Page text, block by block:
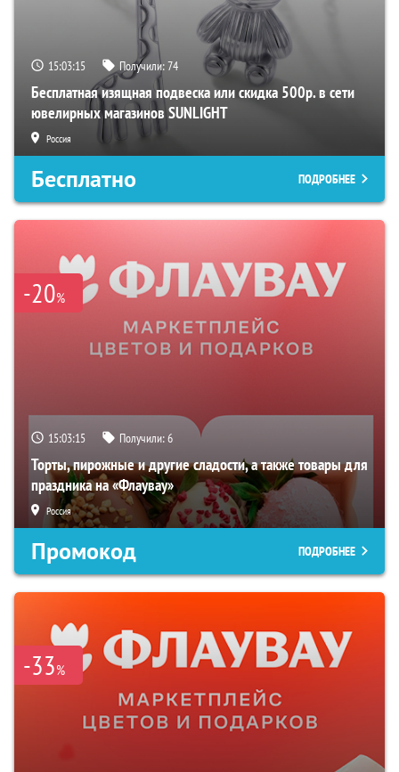
15:03:14 Получили:74
Бесплатная изящная подвеска или скидка 500р. в сети
ювелирных магазинов SUNLIGHT
Россия
Бесплатно ПОДРОБНЕЕ
-20%
15:03:14 Получили:6
Торты, пирожные и другие сладости, а также товары для
праздника на «Флаувау»
Россия
Промокод ПОДРОБНЕЕ
-33%